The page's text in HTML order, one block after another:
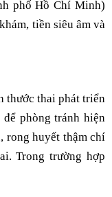
phố Hồ Chí Minh)
tiền siêu âm và
thước thai phát triển
để phòng tránh hiện
rong huyết thậm chí
Trong trường hợp